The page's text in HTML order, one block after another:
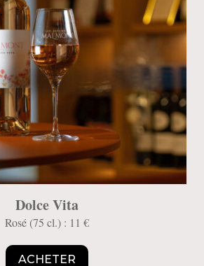
Dolce Vita
Rosé (75 cl.) : 11 €
ACHETER